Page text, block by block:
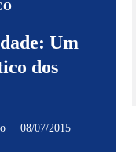
Um
dos
08/07/2015